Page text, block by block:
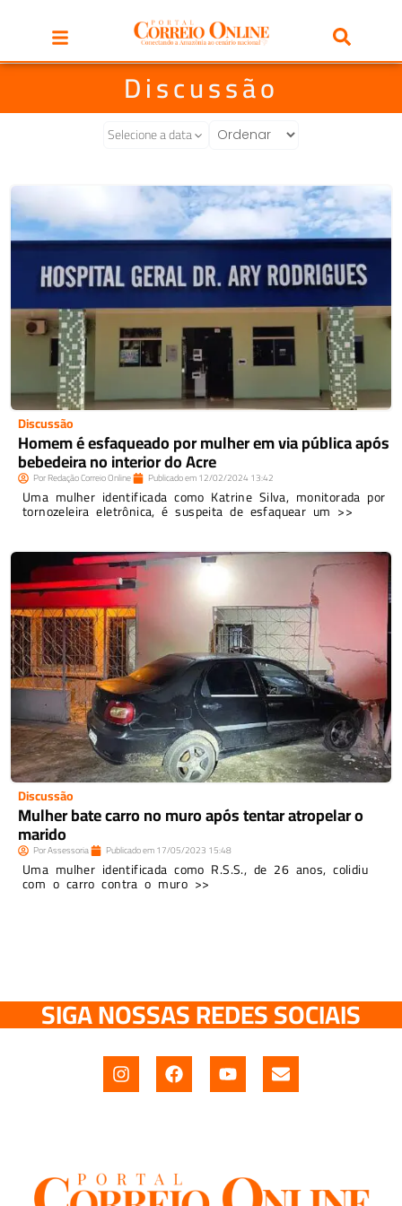
Discussão
Selecione a data
Discussão
Homem é esfaqueado por mulher em via pública após
bebedeira no interior do Acre
PorRedação Correio Online Publicado em12/02/2024 13:42
Uma mulher identificada como Katrine Silva, monitorada por
tornozeleira eletrônica, é suspeita de esfaquear um >>
Discussão
Mulher bate carro no muro após tentar atropelar o
marido
PorAssessoria Publicado em17/05/2023 15:48
Uma mulher identificada como R.S.S., de 26 anos, colidiu
com o carro contra o muro >>
SIGA NOSSAS REDES SOCIAIS